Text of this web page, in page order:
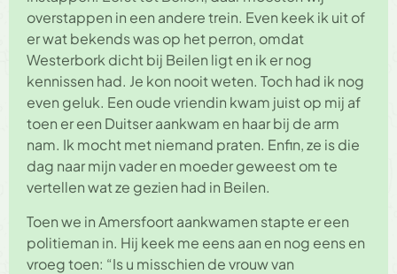
overstappen in een andere trein. Even keek ik uit of
er wat bekends was op het perron, omdat
Westerbork dicht bij Beilen ligt en ik er nog
kennissen had. Je kon nooit weten. Toch had ik nog
even geluk. Een oude vriendin kwam juist op mij af
toen er een Duitser aankwam en haar bij de arm
nam. Ik mocht met niemand praten. Enfin, ze is die
dag naar mijn vader en moeder geweest om te
vertellen wat ze gezien had in Beilen.
Toen we in Amersfoort aankwamen stapte er een
politieman in. Hij keek me eens aan en nog eens en
vroeg toen: “Is u misschien de vrouw van